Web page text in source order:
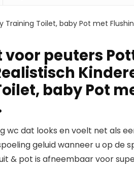
Toilet, baby Pot met
voor peuters
baby Pot
wc dat looks en voelt net als
geluid wanneer u op de
& pot is afneembaar voor